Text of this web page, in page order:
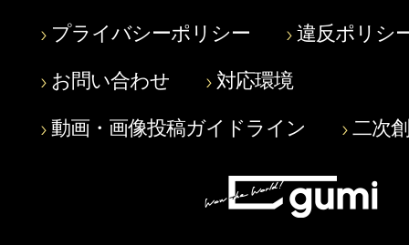
プライバシーポリシー 違反ポリシ
お問い合わせ 対応環境
動画・画像投稿ガイドライン 二次